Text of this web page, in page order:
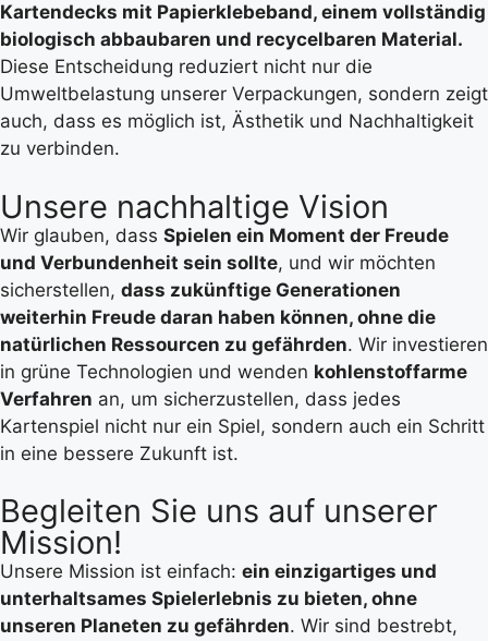
Kartendecks mit Papierklebeband, einem vollständig
biologisch abbaubaren und recycelbaren Material.
Diese Entscheidung reduziert nicht nur die
Umweltbelastung unserer Verpackungen, sondern zeigt
auch, dass es möglich ist, Ästhetik und Nachhaltigkeit
zu verbinden.
Unsere nachhaltige Vision
Wir glauben, dass Spielen ein Moment der Freude
und Verbundenheit sein sollte, und wir möchten
sicherstellen, dass zukünftige Generationen
weiterhin Freude daran haben können, ohne die
natürlichen Ressourcen zu gefährden. Wir investieren
in grüne Technologien und wenden kohlenstoffarme
Verfahren an, um sicherzustellen, dass jedes
Kartenspiel nicht nur ein Spiel, sondern auch ein Schritt
in eine bessere Zukunft ist.
Begleiten Sie uns auf unserer
Mission!
Unsere Mission ist einfach: ein einzigartiges und
unterhaltsames Spielerlebnis zu bieten, ohne
unseren Planeten zu gefährden. Wir sind bestrebt,